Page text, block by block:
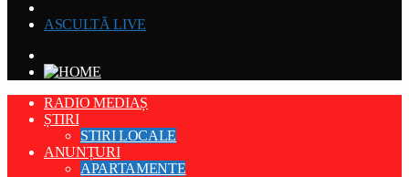
ASCULTĂ LIVE
RADIO MEDIAȘ
ȘTIRI
STIRI LOCALE
ANUNȚURI
APARTAMENTE